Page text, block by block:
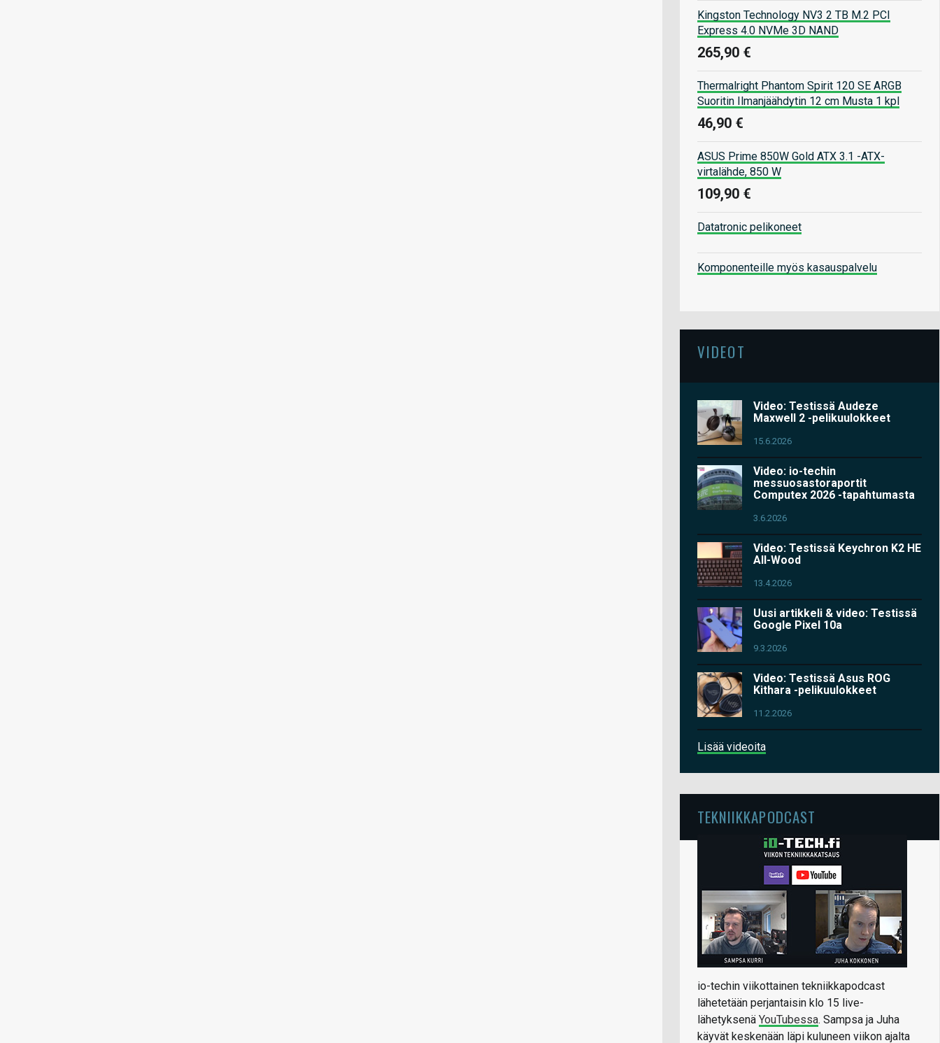
Kingston Technology NV3 2 TB M.2 PCI
Express 4.0 NVMe 3D NAND
265,90 €
Thermalright Phantom Spirit 120 SE ARGB
Suoritin Ilmanjäähdytin 12 cm Musta 1 kpl
46,90 €
ASUS Prime 850W Gold ATX 3.1 -ATX-
virtalähde, 850 W
109,90 €
Datatronic pelikoneet
Komponenteille myös kasauspalvelu
VIDEOT
Video: Testissä Audeze
Maxwell 2 -pelikuulokkeet
15.6.2026
Video: io-techin
messuosastoraportit
Computex 2026 -tapahtumasta
3.6.2026
Video: Testissä Keychron K2 HE
All-Wood
13.4.2026
Uusi artikkeli & video: Testissä
Google Pixel 10a
9.3.2026
Video: Testissä Asus ROG
Kithara -pelikuulokkeet
11.2.2026
Lisää videoita
TEKNIIKKAPODCAST
io-techin viikottainen tekniikkapodcast
lähetetään perjantaisin klo 15 live-
lähetyksenä YouTubessa. Sampsa ja Juha
käyvät keskenään läpi kuluneen viikon ajalta